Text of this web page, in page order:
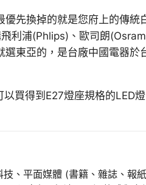
先換掉的就是您府上的傳統
利浦(Phlips)、歐司朗
東亞的，是台廠中國電器於
買得到E27燈座規格的LED
、平面媒體 (書籍、雜誌、報